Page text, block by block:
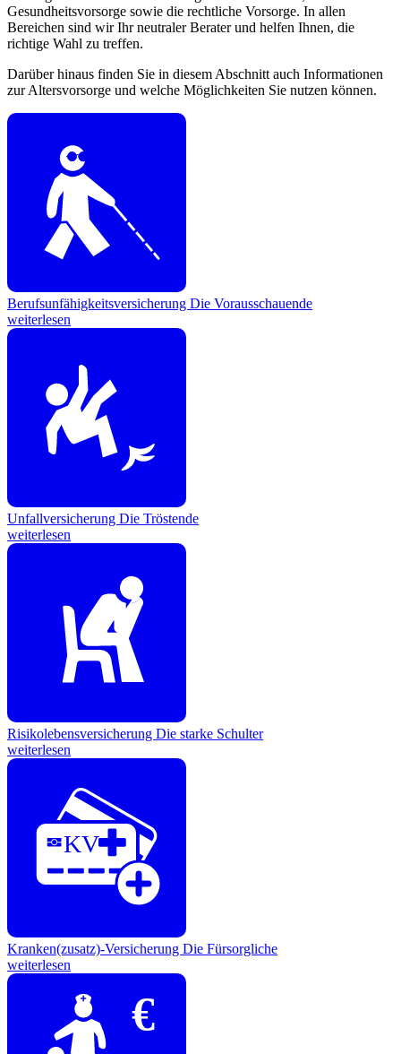
Gesundheitsvorsorge sowie die rechtliche Vorsorge. In allen
Bereichen sind wir Ihr neutraler Berater und helfen Ihnen, die
richtige Wahl zu treffen.
Darüber hinaus finden Sie in diesem Abschnitt auch Informationen
zur Altersvorsorge und welche Möglichkeiten Sie nutzen können.
Berufsunfähigkeitsversicherung Die Vorausschauende
weiterlesen
Unfallversicherung Die Tröstende
weiterlesen
Risikolebensversicherung Die starke Schulter
weiterlesen
KV
Kranken(zusatz)-Versicherung Die Fürsorgliche
weiterlesen
€